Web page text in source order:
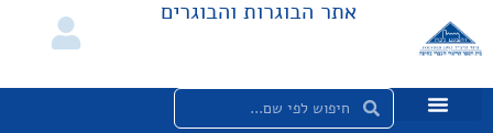
אתר הבוגרות והבוגרים